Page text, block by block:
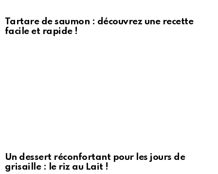
Tartare de saumon : découvrez une recette
facile et rapide !
Un dessert réconfortant pour les jours de
grisaille : le riz au Lait !